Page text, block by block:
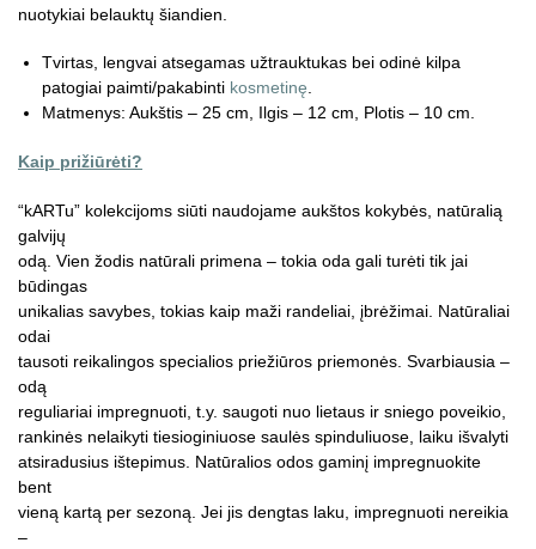
nuotykiai belauktų šiandien.
Tvirtas, lengvai atsegamas užtrauktukas bei odinė kilpa
patogiai paimti/pakabinti kosmetinę.
Matmenys: Aukštis – 25 cm, Ilgis – 12 cm, Plotis – 10 cm.
Kaip prižiūrėti?
“kARTu” kolekcijoms siūti naudojame aukštos kokybės, natūralią
galvijų
odą. Vien žodis natūrali primena – tokia oda gali turėti tik jai
būdingas
unikalias savybes, tokias kaip maži randeliai, įbrėžimai. Natūraliai
odai
tausoti reikalingos specialios priežiūros priemonės. Svarbiausia –
odą
reguliariai impregnuoti, t.y. saugoti nuo lietaus ir sniego poveikio,
rankinės nelaikyti tiesioginiuose saulės spinduliuose, laiku išvalyti
atsiradusius ištepimus. Natūralios odos gaminį impregnuokite
bent
vieną kartą per sezoną. Jei jis dengtas laku, impregnuoti nereikia
–